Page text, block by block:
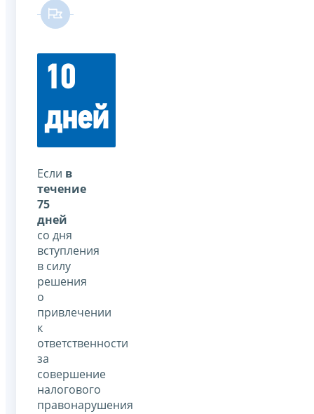
10
дней
Если в
течение
75
дней
со дня
вступления
в силу
решения
о
привлечении
к
ответственности
за
совершение
налогового
правонарушения